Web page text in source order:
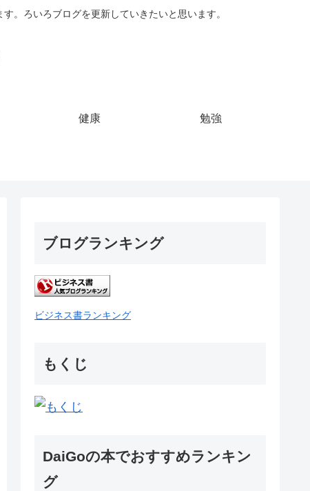
。ろいろブログを更新していきたいと思います。
健康 勉強
ブログランキング
ビジネス書ランキング
もくじ
DaiGoの本でおすすめランキン
グ